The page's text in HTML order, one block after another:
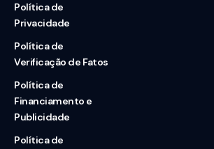
Política de
Privacidade
Política de
Verificação de Fatos
Política de
Financiamento e
Publicidade
Política de